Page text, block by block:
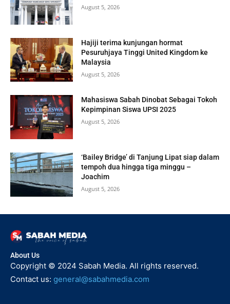
August 5, 2026
Hajiji terima kunjungan hormat
Pesuruhjaya Tinggi United Kingdom ke
Malaysia
August 5, 2026
Mahasiswa Sabah Dinobat Sebagai Tokoh
Kepimpinan Siswa UPSI 2025
August 5, 2026
‘Bailey Bridge’ di Tanjung Lipat siap dalam
tempoh dua hingga tiga minggu –
Joachim
August 5, 2026
About Us
Copyright © 2024 Sabah Media. All rights reserved.
Contact us: general@sabahmedia.com